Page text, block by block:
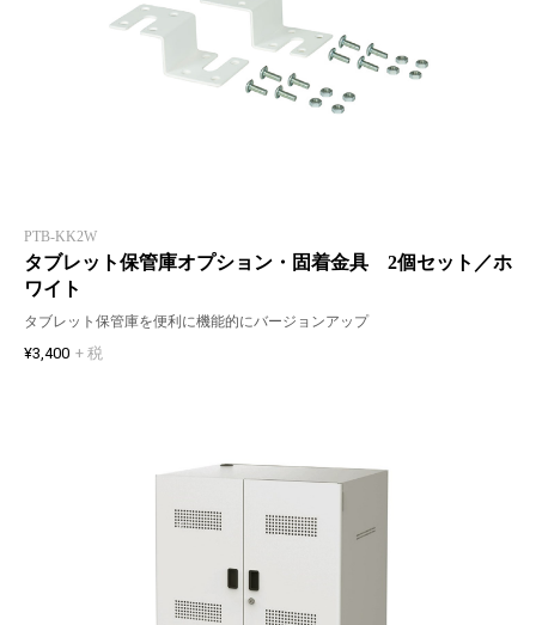
PTB-KK2W
タブレット保管庫オプション・固着金具 2個セット／ホ
ワイト
タブレット保管庫を便利に機能的にバージョンアップ
¥3,400 + 税